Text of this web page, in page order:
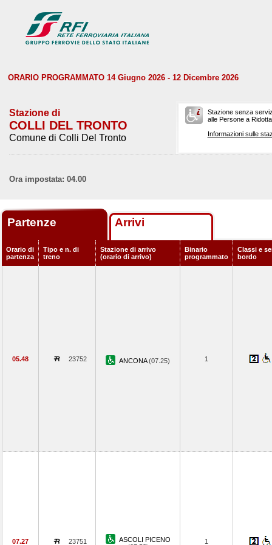
ORARIO PROGRAMMATO 14 Giugno 2026 - 12 Dicembre 2026
Stazione di
COLLI DEL TRONTO
Comune di Colli Del Tronto
Stazione senza
alle Persone a
Informazioni sulle
Ora impostata: 04.00
Partenze Arrivi
Orario di
partenza
Tipo e n. di
treno
Stazione di arrivo
(orario di arrivo)
Binario
programmato
Classi e
bordo
05.48 23752 ANCONA(07.25) 1
07.27 23751
ASCOLI PICENO
1